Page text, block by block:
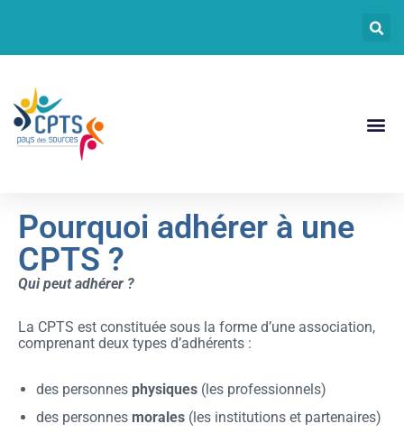
Pourquoi adhérer à une
CPTS ?
Qui peut adhérer ?
La CPTS est constituée sous la forme d’une association,
comprenant deux types d’adhérents :
des personnes physiques (les professionnels)
des personnes morales (les institutions et partenaires)